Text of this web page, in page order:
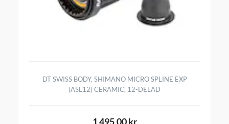
DT SWISS BODY, SHIMANO MICRO SPLINE EXP
(ASL12) CERAMIC, 12-DELAD
1 495,00 kr